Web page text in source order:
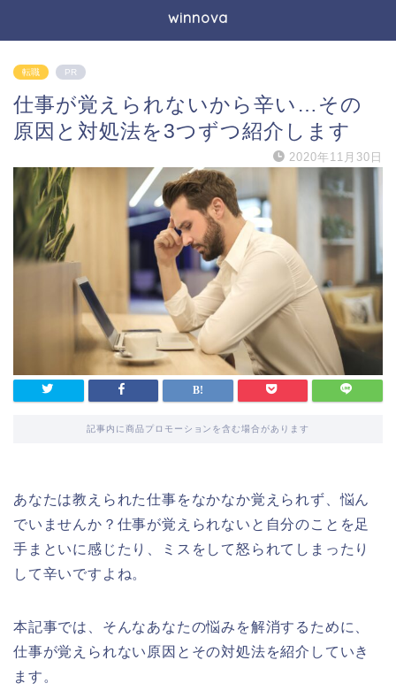
winnova
転職 PR
仕事が覚えられないから辛い…その
原因と対処法を3つずつ紹介します
2020年11月30日
記事内に商品プロモーションを含む場合があります
あなたは教えられた仕事をなかなか覚えられず、悩ん
でいませんか？仕事が覚えられないと自分のことを足
手まといに感じたり、ミスをして怒られてしまったり
して辛いですよね。
本記事では、そんなあなたの悩みを解消するために、
仕事が覚えられない原因とその対処法を紹介していき
ます。